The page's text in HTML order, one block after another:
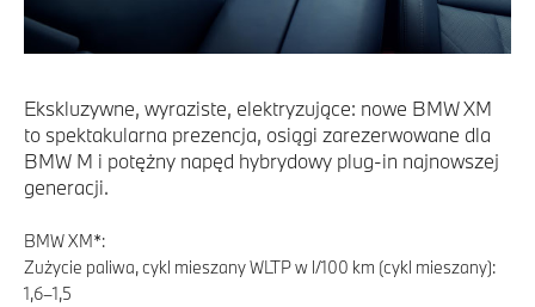
Ekskluzywne, wyraziste, elektryzujące: nowe BMW XM
to spektakularna prezencja, osiągi zarezerwowane dla
BMW M i potężny napęd hybrydowy plug-in najnowszej
generacji.
BMW XM*:
Zużycie paliwa, cykl mieszany WLTP w l/100 km (cykl mieszany):
1,6–1,5